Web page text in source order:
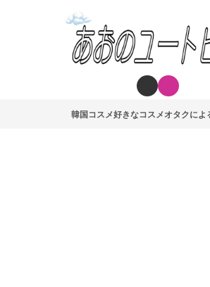
韓国コスメ好きなコスメオタクによ